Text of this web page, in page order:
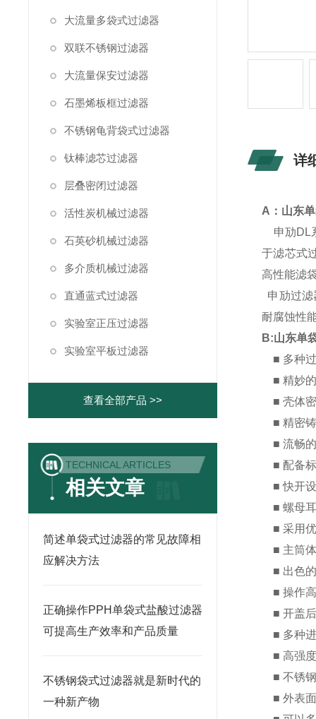
大流量多袋式过滤器
双联不锈钢过滤器
大流量保安过滤器
石墨烯板框过滤器
不锈钢龟背袋式过滤器
钛棒滤芯过滤器
层叠密闭过滤器
活性炭机械过滤器
石英砂机械过滤器
多介质机械过滤器
直通蓝式过滤器
实验室正压过滤器
实验室平板过滤器
查看全部产品 >>
TECHNICAL ARTICLES
相关文章
简述单袋式过滤器的常见故障相
应解决方法
正确操作PPH单袋式盐酸过滤器
可提高生产效率和产品质量
不锈钢袋式过滤器就是新时代的
一种新产物
详
A：山东单
申劢DL
于滤芯式
高性能滤
申劢过
耐腐蚀性
B:山东单
■ 多种过
■ 精妙的
■ 壳体密
■ 精密铸
■ 流畅的
■ 配备标
■ 快开设
■ 螺母耳
■ 采用优
■ 主筒体
■ 出色的
■ 操作高
■ 开盖后
■ 多种进
■ 高强度
■ 不锈钢
■ 外表面